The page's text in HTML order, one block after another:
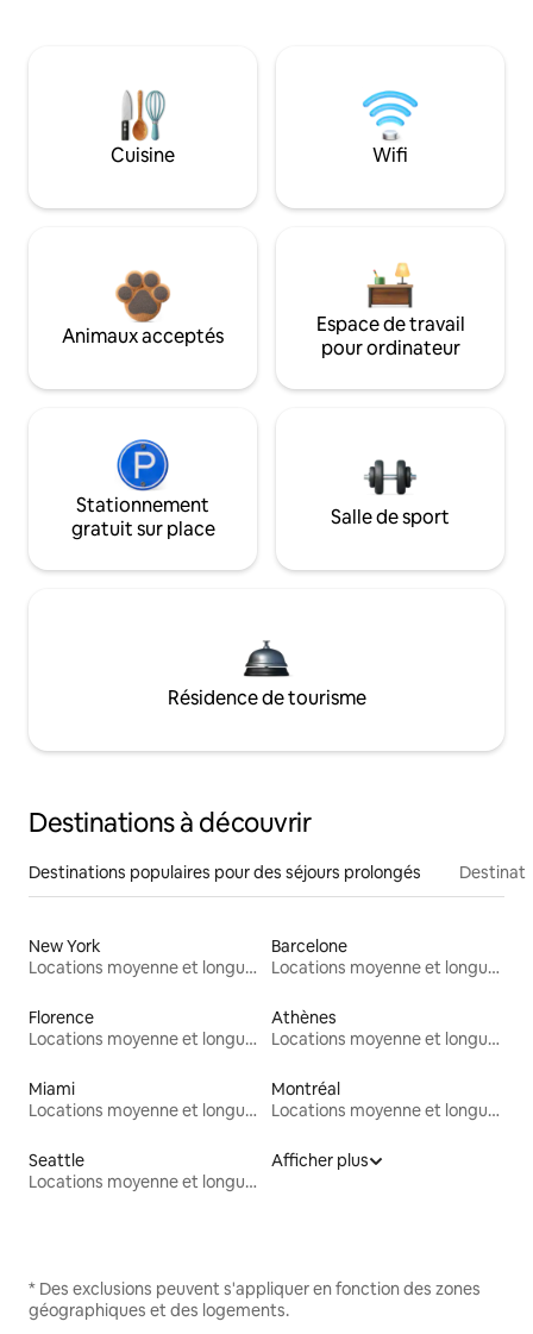
Cuisine Wifi
Animaux acceptés
Espace de travail
pour ordinateur
Stationnement
gratuit sur place
Salle de sport
Résidence de tourisme
Destinations à découvrir
Destinations populaires pour des séjours prolongés
New York
Locations moyenne et longue durée
Barcelone
Locations moyenne et longue durée
Florence
Locations moyenne et longue durée
Athènes
Locations moyenne et longue durée
Miami
Locations moyenne et longue durée
Montréal
Locations moyenne et longue durée
Seattle
Locations moyenne et longue durée
Afficher plus
* Des exclusions peuvent s'appliquer en fonction des zones
géographiques et des logements.